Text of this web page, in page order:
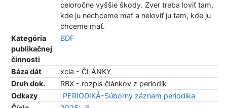
celoročne vyššie škody. Zver treba loviť tam,
kde ju nechceme mať a neloviť ju tam, kde ju
chceme mať.
Kategória
publikačnej
činnosti
BDF
Báza dát
xcla - ČLÁNKY
Druh dok.
RBX - rozpis článkov z periodík
Odkazy
PERIODIKÁ-Súborný záznam periodika